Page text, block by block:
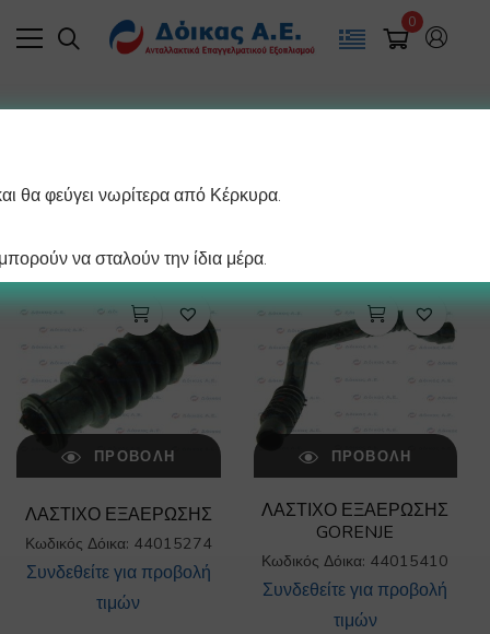
0
ΠΡΟΒΟΛΉ
ΛΑΣΤΙΧΟ ΕΞΑΕΡΩΣΗΣ
Κωδικός Δόικα: 44015274
Συνδεθείτε για προβολή
τιμών
ΠΡΟΒΟΛΉ
ΛΑΣΤΙΧΟ ΕΞΑΕΡΩΣΗΣ
GORENJE
Κωδικός Δόικα: 44015410
Συνδεθείτε για προβολή
τιμών
θα φεύγει νωρίτερα από Κέρκυρα.
να σταλούν την ίδια μέρα.